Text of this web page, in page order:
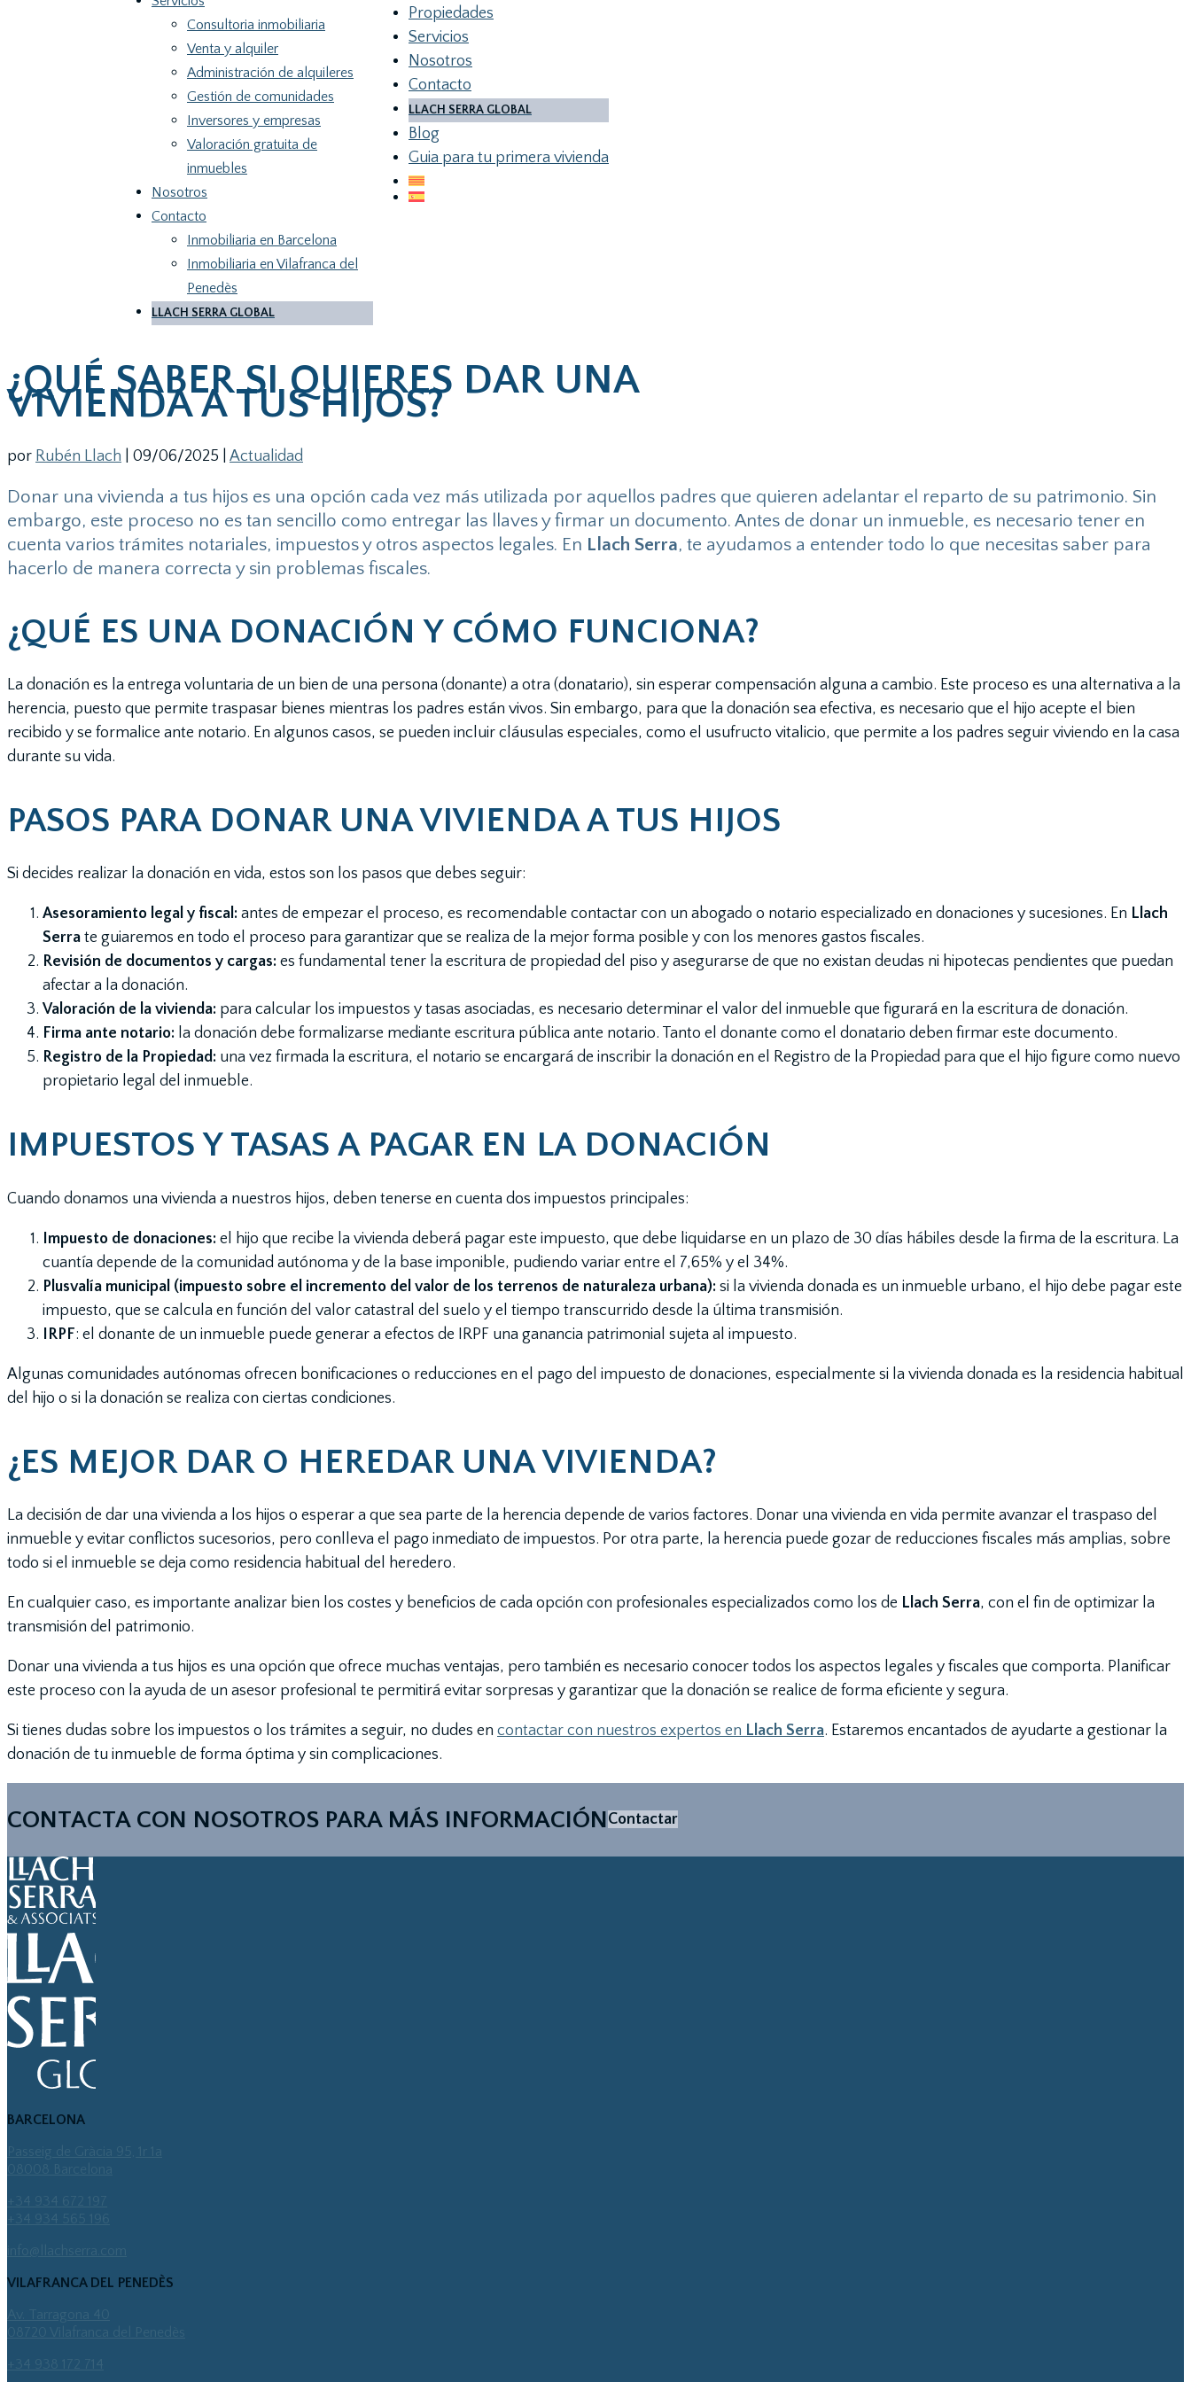
Consultoria inmobiliaria
Venta y alquiler
Administración de alquileres
Gestión de comunidades
Inversores y empresas
Valoración gratuita de
inmuebles
Nosotros
Contacto
Inmobiliaria en Barcelona
Inmobiliaria en Vilafranca del
Penedès
LLACH SERRA GLOBAL
Propiedades
Servicios
Nosotros
Contacto
LLACH SERRA GLOBAL
Blog
Guia para tu primera vivienda
¿QUÉ SABER SI QUIERES DAR UNA
VIVIENDA A TUS HIJOS?
por Rubén Llach 09/06/2025 Actualidad
Donar una vivienda a tus hijos es una opción cada vez más utilizada por aquellos padres que quieren adelantar el reparto de su patrimonio. Sin
embargo, este proceso no es tan sencillo como entregar las llaves y firmar un documento. Antes de donar un inmueble, es necesario tener en
cuenta varios trámites notariales, impuestos y otros aspectos legales. En Llach Serra, te ayudamos a entender todo lo que necesitas saber para
hacerlo de manera correcta y sin problemas fiscales.
¿QUÉ ES UNA DONACIÓN Y CÓMO FUNCIONA?
La donación es la entrega voluntaria de un bien de una persona (donante) a otra (donatario), sin esperar compensación alguna a cambio. Este proceso es una alternativa a la
herencia, puesto que permite traspasar bienes mientras los padres están vivos. Sin embargo, para que la donación sea efectiva, es necesario que el hijo acepte el bien
recibido y se formalice ante notario. En algunos casos, se pueden incluir cláusulas especiales, como el usufructo vitalicio, que permite a los padres seguir viviendo en la casa
durante su vida.
PASOS PARA DONAR UNA VIVIENDA A TUS HIJOS
Si decides realizar la donación en vida, estos son los pasos que debes seguir:
Asesoramiento legal y fiscal: antes de empezar el proceso, es recomendable contactar con un abogado o notario especializado en donaciones y sucesiones. En Llach
Serra te guiaremos en todo el proceso para garantizar que se realiza de la mejor forma posible y con los menores gastos fiscales.
Revisión de documentos y cargas: es fundamental tener la escritura de propiedad del piso y asegurarse de que no existan deudas ni hipotecas pendientes que puedan
afectar a la donación.
Valoración de la vivienda: para calcular los impuestos y tasas asociadas, es necesario determinar el valor del inmueble que figurará en la escritura de donación.
Firma ante notario: la donación debe formalizarse mediante escritura pública ante notario. Tanto el donante como el donatario deben firmar este documento.
Registro de la Propiedad: una vez firmada la escritura, el notario se encargará de inscribir la donación en el Registro de la Propiedad para que el hijo figure como nuevo
propietario legal del inmueble.
IMPUESTOS Y TASAS A PAGAR EN LA DONACIÓN
Cuando donamos una vivienda a nuestros hijos, deben tenerse en cuenta dos impuestos principales:
Impuesto de donaciones: el hijo que recibe la vivienda deberá pagar este impuesto, que debe liquidarse en un plazo de 30 días hábiles desde la firma de la escritura. La
cuantía depende de la comunidad autónoma y de la base imponible, pudiendo variar entre el 7,65% y el 34%.
Plusvalía municipal (impuesto sobre el incremento del valor de los terrenos de naturaleza urbana): si la vivienda donada es un inmueble urbano, el hijo debe pagar este
impuesto, que se calcula en función del valor catastral del suelo y el tiempo transcurrido desde la última transmisión.
IRPF: el donante de un inmueble puede generar a efectos de IRPF una ganancia patrimonial sujeta al impuesto.
Algunas comunidades autónomas ofrecen bonificaciones o reducciones en el pago del impuesto de donaciones, especialmente si la vivienda donada es la residencia habitual
del hijo o si la donación se realiza con ciertas condiciones.
¿ES MEJOR DAR O HEREDAR UNA VIVIENDA?
La decisión de dar una vivienda a los hijos o esperar a que sea parte de la herencia depende de varios factores. Donar una vivienda en vida permite avanzar el traspaso del
inmueble y evitar conflictos sucesorios, pero conlleva el pago inmediato de impuestos. Por otra parte, la herencia puede gozar de reducciones fiscales más amplias, sobre
todo si el inmueble se deja como residencia habitual del heredero.
En cualquier caso, es importante analizar bien los costes y beneficios de cada opción con profesionales especializados como los de Llach Serra, con el fin de optimizar la
transmisión del patrimonio.
Donar una vivienda a tus hijos es una opción que ofrece muchas ventajas, pero también es necesario conocer todos los aspectos legales y fiscales que comporta. Planificar
este proceso con la ayuda de un asesor profesional te permitirá evitar sorpresas y garantizar que la donación se realice de forma eficiente y segura.
Si tienes dudas sobre los impuestos o los trámites a seguir, no dudes en contactar con nuestros expertos en Llach Serra. Estaremos encantados de ayudarte a gestionar la
donación de tu inmueble de forma óptima y sin complicaciones.
CONTACTA CON NOSOTROS PARA MÁS INFORMACIÓNContactar
BARCELONA
Passeig de Gràcia 95, 1r 1a
+34 934 672 197
+34 934 565 196
info@llachserra.com
VILAFRANCA DEL PENEDÈS
Av. Tarragona 40
08720 Vilafranca del Penedès
+34 938 172 714